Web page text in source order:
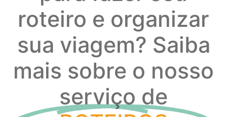
roteiro e organizar
sua viagem? Saiba
mais sobre o nosso
serviço de